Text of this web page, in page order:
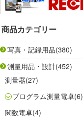
商品カテゴリー
写真・記録用品(380)
測量用品・設計(452)
測量器(27)
プログラム測量電卓(6)
関数電卓(4)